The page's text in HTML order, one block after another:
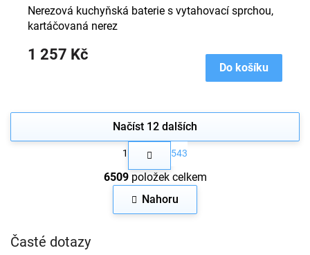
1 257 Kč
Do košíku
Nerezová kuchyňská baterie s vytahovací sprchou,
kartáčovaná nerez
O
v
l
á
Načíst 12 dalších
S
r
á
n
k
o
1 543
6509položek celkem
Nahoru
Časté dotazy